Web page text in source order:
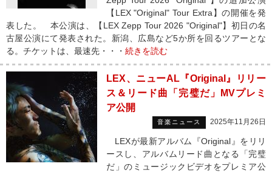
【LEX "Original" Tour Extra】の開催を発
表した。 本公演は、【LEX Zepp Tour 2026 "Original"】初日の名
古屋公演にて発表された。新潟、広島など5か所を回るツアーとな
る。チケットは、最速先・・・ 続きを読む
LEX、ニューAL『Original』リリー
ス＆リード曲「完璧だ」MVプレミ
ア公開
音楽ニュース 2025年11月26日
LEXが最新アルバム『Original』をリリ
ースし、アルバムリード曲となる「完璧
だ」のミュージックビデオをプレミア公